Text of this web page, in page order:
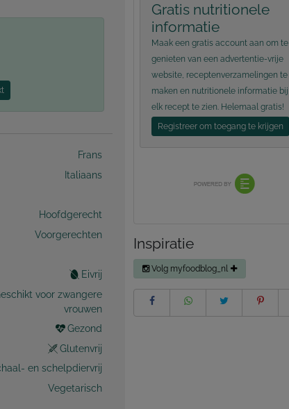
Frans
Italiaans
Hoofdgerecht
Voorgerechten
Eivrij
voor zwangere
vrouwen
Gezond
Glutenvrij
en schelpdiervrij
Vegetarisch
Gratis nutritionele
informatie
Maak een gratis account aan om te
genieten van een advertentie-vrije
website, receptenverzamelingen te
maken en nutritionele informatie bij
elk recept te zien. Helemaal gratis!
Registreer om toegang te krijgen
Inspiratie
Volg myfoodblog_nl